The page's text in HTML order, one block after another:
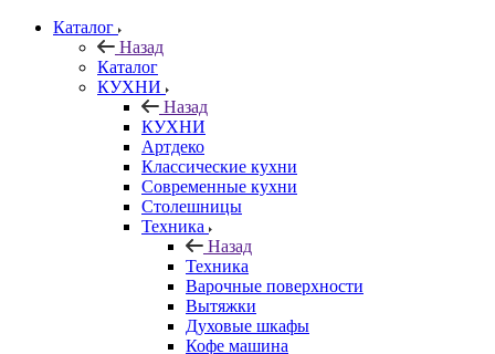
Каталог
Назад
Каталог
КУХНИ
Назад
КУХНИ
Артдеко
Классические кухни
Современные кухни
Столешницы
Техника
Назад
Техника
Варочные поверхности
Вытяжки
Духовые шкафы
Кофе машина